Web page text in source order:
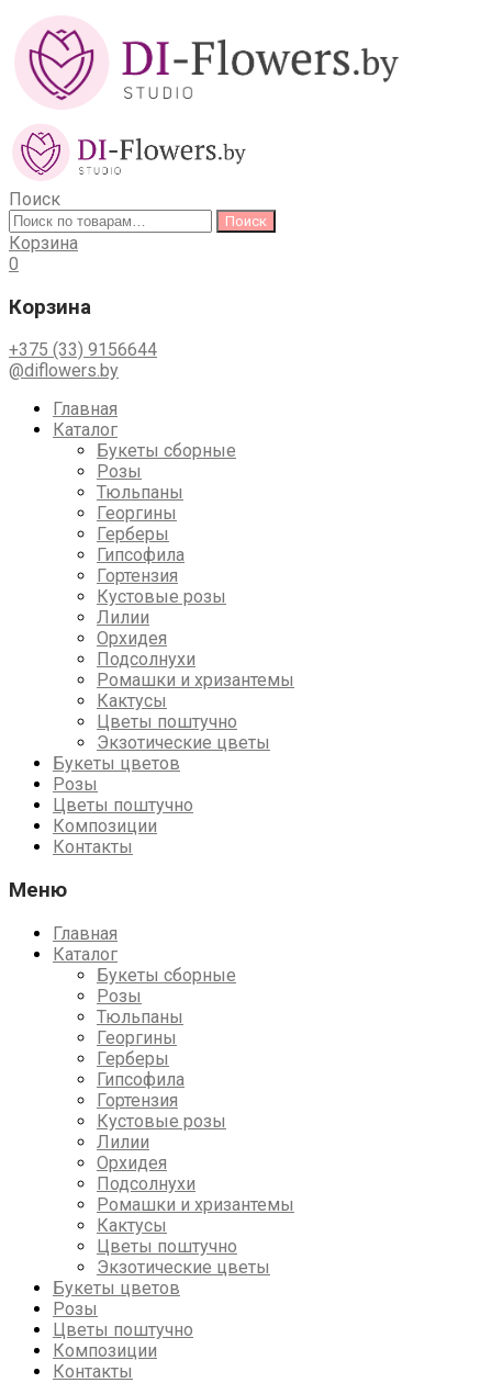
Поиск
Искать:
Поиск
Корзина
0
Корзина
+375 (33) 9156644
@diflowers.by
Skip
Главная
Каталог
Букеты сборные
Розы
Тюльпаны
Георгины
Герберы
Гипсофила
Гортензия
Кустовые розы
Лилии
Орхидея
Подсолнухи
Ромашки и хризантемы
Кактусы
Цветы поштучно
Экзотические цветы
Букеты цветов
Розы
Цветы поштучно
Композиции
Контакты
Меню
Главная
Каталог
Букеты сборные
Розы
Тюльпаны
Георгины
Герберы
Гипсофила
Гортензия
Кустовые розы
Лилии
Орхидея
Подсолнухи
Ромашки и хризантемы
Кактусы
Цветы поштучно
Экзотические цветы
Букеты цветов
Розы
Цветы поштучно
Композиции
Контакты